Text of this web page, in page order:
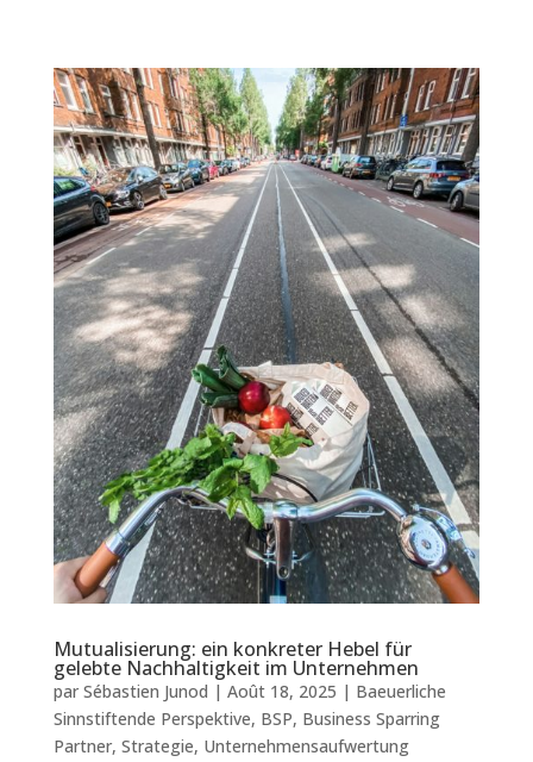
Mutualisierung: ein konkreter Hebel für
gelebte Nachhaltigkeit im Unternehmen
par Sébastien Junod | Août 18, 2025 | Baeuerliche
Sinnstiftende Perspektive, BSP, Business Sparring
Partner, Strategie, Unternehmensaufwertung